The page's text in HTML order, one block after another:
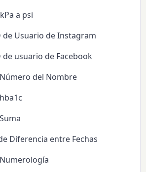
a psi
de Usuario de Instagram
de usuario de Facebook
del Nombre
Diferencia entre Fechas